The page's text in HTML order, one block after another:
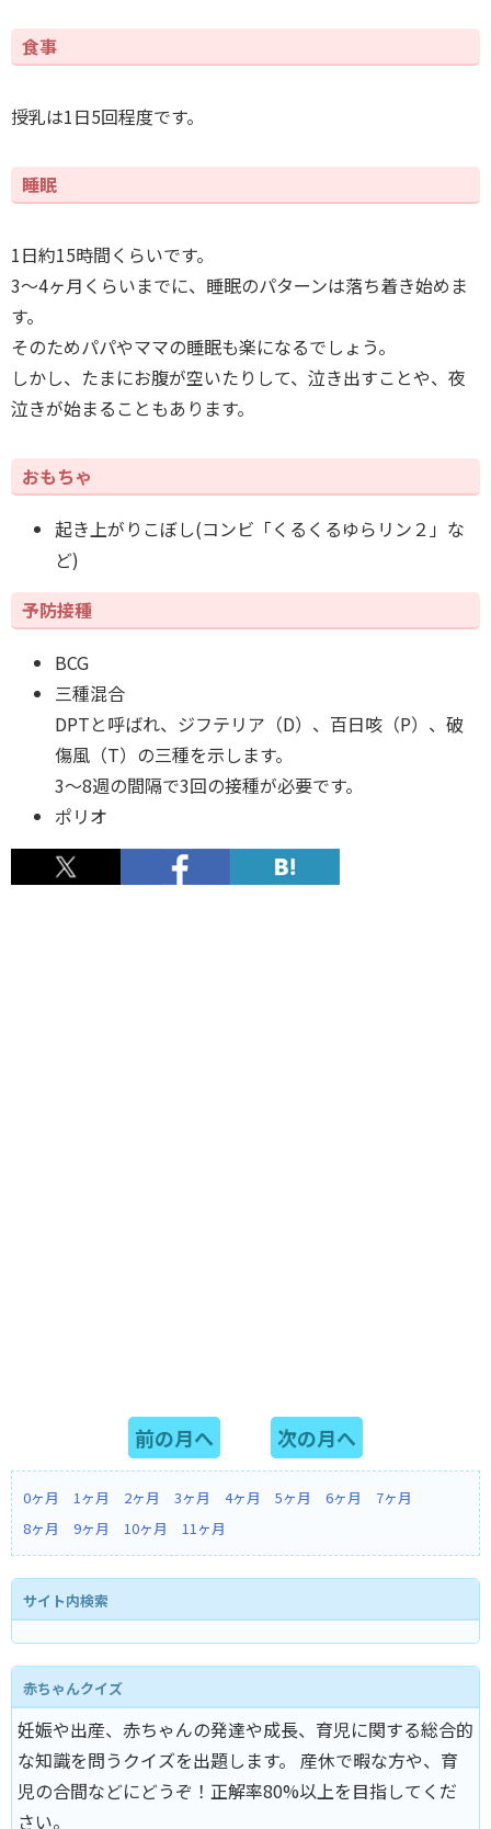
食事
授乳は1日5回程度です。
睡眠
1日約15時間くらいです。
3～4ヶ月くらいまでに、睡眠のパターンは落ち着き始めま
す。
そのためパパやママの睡眠も楽になるでしょう。
しかし、たまにお腹が空いたりして、泣き出すことや、夜
泣きが始まることもあります。
おもちゃ
起き上がりこぼし(コンビ「くるくるゆらリン２」な
ど)
予防接種
BCG
三種混合
DPTと呼ばれ、ジフテリア（D）、百日咳（P）、破
傷風（T）の三種を示します。
3～8週の間隔で3回の接種が必要です。
ポリオ
前の月へ 次の月へ
0ヶ月 1ヶ月 2ヶ月 3ヶ月 4ヶ月 5ヶ月 6ヶ月
7ヶ月
8ヶ月
9ヶ月 10ヶ月 11ヶ月
サイト内検索
赤ちゃんクイズ
妊娠や出産、赤ちゃんの発達や成長、育児に関する総合的
な知識を問うクイズを出題します。 産休で暇な方や、育
児の合間などにどうぞ！正解率80%以上を目指してくだ
さい。